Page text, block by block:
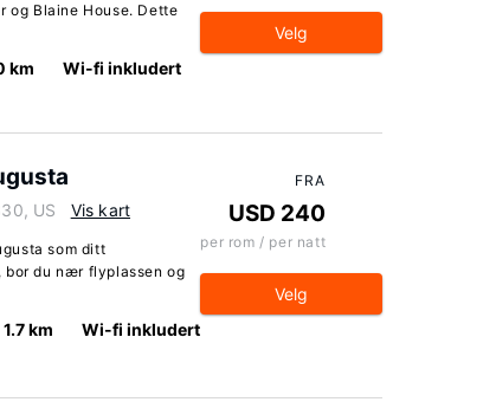
og Blaine House. Dette
km Wi-fi inkludert
Velg
US Vis kart
som ditt
bor du nær flyplassen og
1.7 km Wi-fi inkludert
FRA
USD 240
per rom / per natt
Velg